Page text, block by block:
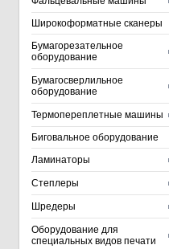
Широкоформатные сканеры
Бумагорезательное
оборудование
Бумагосверлильное
оборудование
Термопереплетные машины
Биговальное оборудование
Ламинаторы
Степлеры
Шредеры
Оборудование для
специальных видов печати